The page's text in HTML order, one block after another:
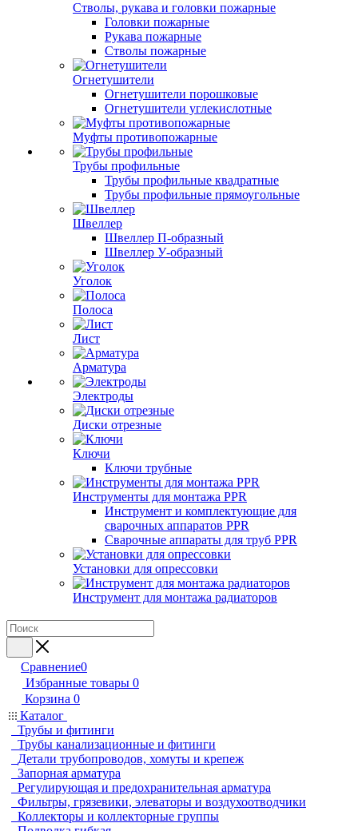
Стволы, рукава и головки пожарные
Головки пожарные
Рукава пожарные
Стволы пожарные
Огнетушители
Огнетушители порошковые
Огнетушители углекислотные
Муфты противопожарные
Трубы профильные
Трубы профильные квадратные
Трубы профильные прямоугольные
Швеллер
Швеллер П-образный
Швеллер У-образный
Уголок
Полоса
Лист
Арматура
Электроды
Диски отрезные
Ключи
Ключи трубные
Инструменты для монтажа PPR
Инструмент и комплектующие для
сварочных аппаратов PPR
Сварочные аппараты для труб PPR
Установки для опрессовки
Инструмент для монтажа радиаторов
Сравнение0
Избранные товары 0
Корзина 0
Каталог
Трубы и фитинги
Трубы канализационные и фитинги
Детали трубопроводов, хомуты и крепеж
Запорная арматура
Регулирующая и предохранительная арматура
Фильтры, грязевики, элеваторы и воздухоотводчики
Коллекторы и коллекторные группы